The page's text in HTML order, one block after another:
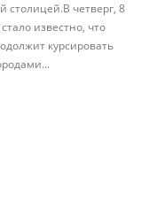
столицей.В четверг, 8
известно, что
курсировать